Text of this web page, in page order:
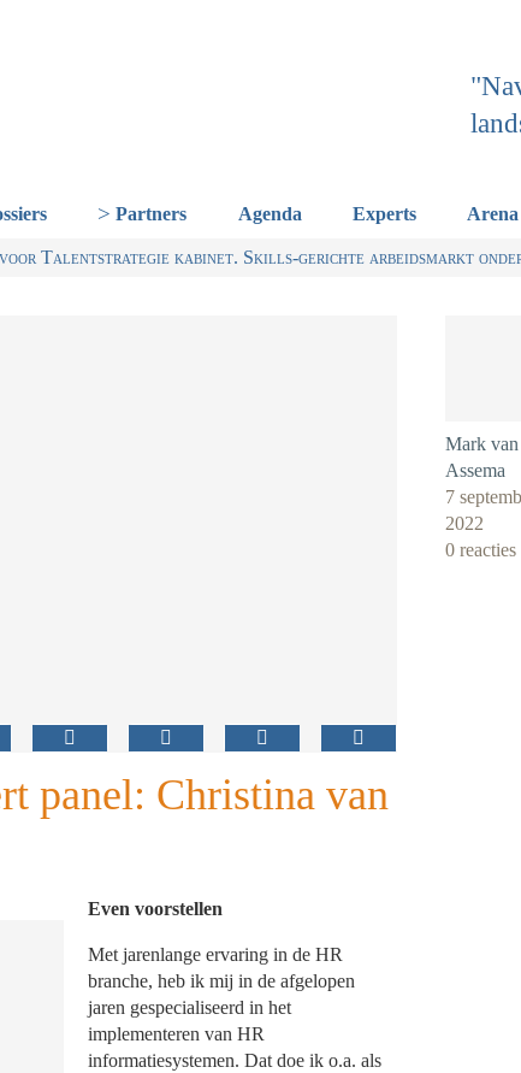
Partners Agenda Experts Arena
Talentstrategie kabinet. Skills-gerichte arbeidsmarkt
Mark van
Assema
7
2022
0 reacties
panel: Christina van
Even voorstellen
Met jarenlange ervaring in de HR
branche, heb ik mij in de afgelopen
jaren gespecialiseerd in het
implementeren van HR
informatiesystemen. Dat doe ik o.a. als